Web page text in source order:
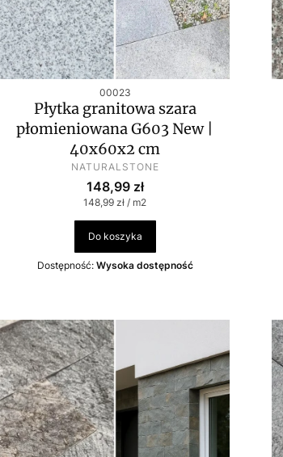
Kod produktu
00023
Płytka granitowa szara
płomieniowana G603 New |
40x60x2 cm
PRODUCENT
NATURALSTONE
Cena
148,99 zł
Cena jednostkowa
148,99 zł / m2
Do koszyka
Dostępność: Wysoka dostępność